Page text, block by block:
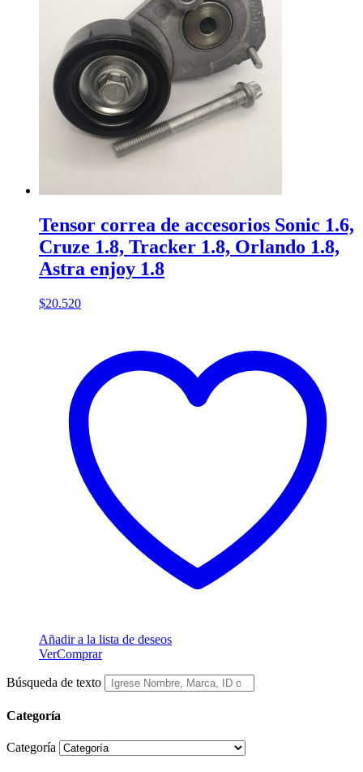
Tensor correa de accesorios Sonic 1.6,
Cruze 1.8, Tracker 1.8, Orlando 1.8,
Astra enjoy 1.8
$20.520
Añadir a la lista de deseos
VerComprar
Búsqueda de texto
Categoría
Categoría